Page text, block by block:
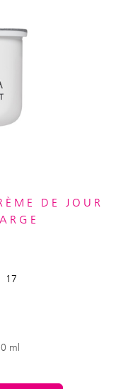
DE JOUR
17
ml